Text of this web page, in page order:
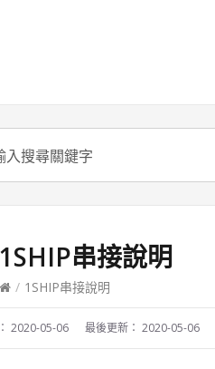
1SHIP串接說明
/ 1SHIP串接說明
2020-05-06 最後更新： 2020-05-06